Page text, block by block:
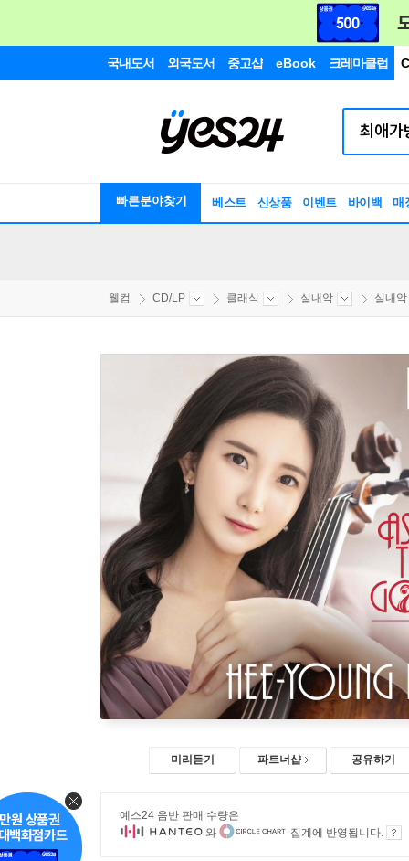
국내도서 외국도서 중고샵 eBook 크레마클럽
빠른분야찾기 베스트 신상품 이벤트 바이백 매
웰컴 CD/LP 클래식 실내악 실내
미리듣기 파트너샵 공유하기
예스24 음반 판매 수량은
와
집계에 반영됩니다.